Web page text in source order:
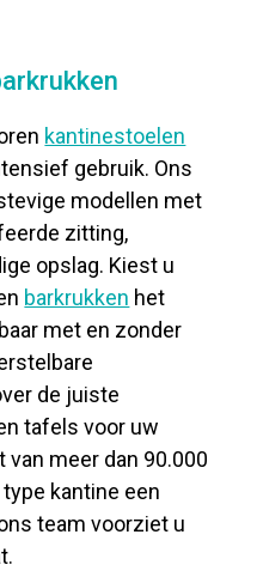
kantinestoelen
gebruik. Ons
modellen met
zitting,
opslag. Kiest u
barkrukken het
met en zonder
de juiste
tafels voor uw
meer dan 90.000
kantine een
team voorziet u